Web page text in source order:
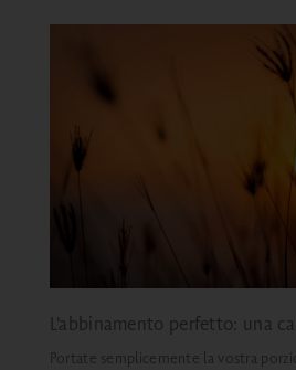
L'abbinamento perfetto: una
Portate semplicemente la vostra